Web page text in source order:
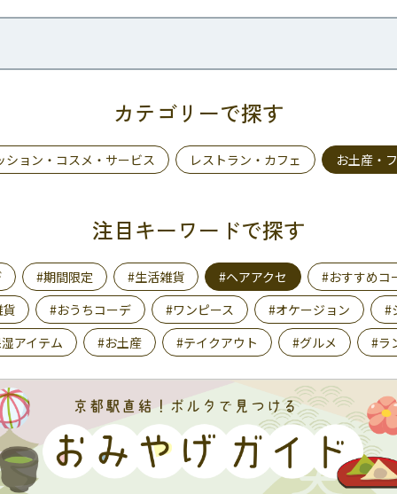
カテゴリーで探す
ション・コスメ・サービス レストラン・カフェ お土産・
注目キーワードで探す
#期間限定 #生活雑貨 #ヘアアクセ
#おすすめコ
#おうちコーデ #ワンピース #オケージョン
#
アイテム
#お土産 #テイクアウト #グルメ #ラ